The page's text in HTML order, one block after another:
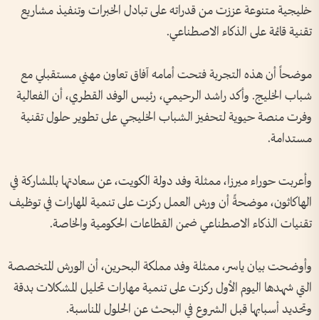
خليجية متنوعة عززت من قدراته على تبادل الخبرات وتنفيذ مشاريع
تقنية قائمة على الذكاء الاصطناعي.
موضحاً أن هذه التجربة فتحت أمامه آفاق تعاون مهني مستقبلي مع
شباب الخليج. وأكد راشد الرحيمي، رئيس الوفد القطري، أن الفعالية
وفرت منصة حيوية لتحفيز الشباب الخليجي على تطوير حلول تقنية
مستدامة.
وأعربت حوراء ميرزا، ممثلة وفد دولة الكويت، عن سعادتها بالمشاركة في
الهاكاثون، موضحةً أن ورش العمل ركزت على تنمية المهارات في توظيف
تقنيات الذكاء الاصطناعي ضمن القطاعات الحكومية والخاصة.
وأوضحت بيان ياسر، ممثلة وفد مملكة البحرين، أن الورش المتخصصة
التي شهدها اليوم الأول ركزت على تنمية مهارات تحليل المشكلات بدقة
وتحديد أسبابها قبل الشروع في البحث عن الحلول المناسبة.